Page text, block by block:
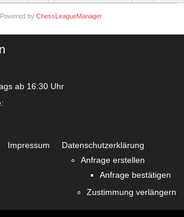
Powered by ChessLeagueManager
ab 16:30 Uhr
Impressum
Datenschutzerklärung
Anfrage erstellen
Anfrage bestätigen
Zustimmung verlängern